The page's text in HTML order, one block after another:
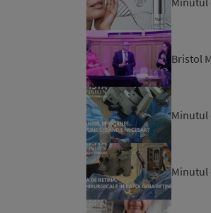
Bristol
Minutul
Minutul